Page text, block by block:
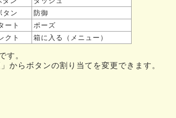
タン
防御
ート
ポーズ
クト 箱に入る（メニュー）
す。
からボタンの割り当てを変更できます。